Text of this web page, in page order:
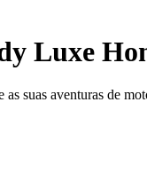
Luxe
suas aventuras de